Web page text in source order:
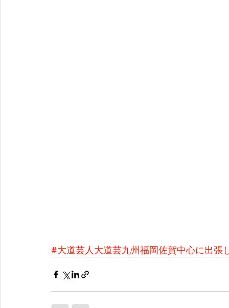
#大道芸人大道芸九州福岡佐賀中心に出張